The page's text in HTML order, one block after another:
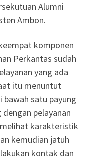
Alumni
Ambon.
komponen
Perkantas sudah
yang ada
itu menuntut
bawah satu payung
pelayanan
karakteristik
kemudian jatuh
kontak dan